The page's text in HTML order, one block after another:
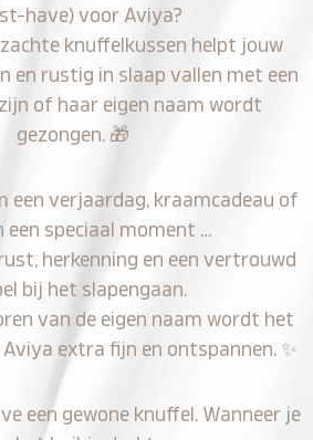
have) voor Aviya?
knuffelkussen helpt jouw
en rustig in slaap vallen met een
of haar eigen naam wordt
gezongen. 🎁
een verjaardag, kraamcadeau of
een speciaal moment …
herkenning en een vertrouwd
bij het slapengaan.
van de eigen naam wordt het
extra fijn en ontspannen. ✨
een gewone knuffel. Wanneer je